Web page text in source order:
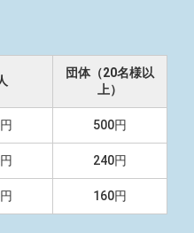
団体（20名様以
上）
500円
240円
160円